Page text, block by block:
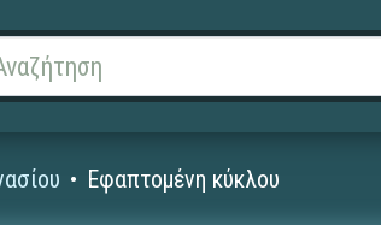
Εφαπτομένη κύκλου